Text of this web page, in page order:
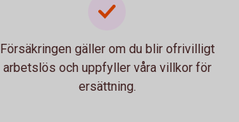
Försäkringen gäller om du blir ofrivilligt
arbetslös och uppfyller våra villkor för
ersättning.